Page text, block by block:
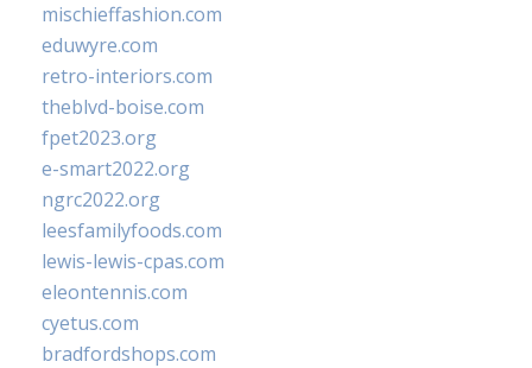
mischieffashion.com
eduwyre.com
retro-interiors.com
theblvd-boise.com
fpet2023.org
e-smart2022.org
ngrc2022.org
leesfamilyfoods.com
lewis-lewis-cpas.com
eleontennis.com
cyetus.com
bradfordshops.com